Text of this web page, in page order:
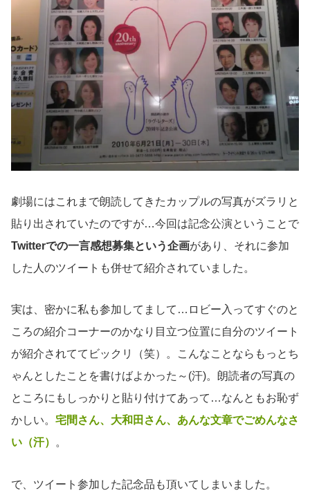
劇場にはこれまで朗読してきたカップルの写真がズラリと
貼り出されていたのですが…今回は記念公演ということで
Twitterでの一言感想募集という企画があり、それに参加
した人のツイートも併せて紹介されていました。
実は、密かに私も参加してまして…ロビー入ってすぐのと
ころの紹介コーナーのかなり目立つ位置に自分のツイート
が紹介されててビックリ（笑）。こんなことならもっとち
ゃんとしたことを書けばよかった～(汗)。朗読者の写真の
ところにもしっかりと貼り付けてあって…なんともお恥ず
かしい。 宅間さん、大和田さん、あんな文章でごめんなさ
い（汗） 。
で、ツイート参加した記念品も頂いてしまいました。